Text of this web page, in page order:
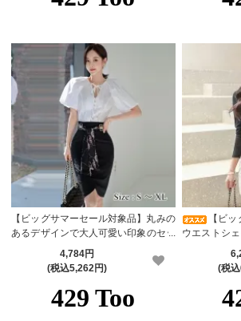
【ビッグサマーセール対象品】丸みの
あるデザインで大人可愛い印象のセッ
トアップドレス(キャバドレス・CABA
RETDRESS)
4,784円
(税込5,262円)
【ビ
ウエストシ
るブラウス
ス・
(税